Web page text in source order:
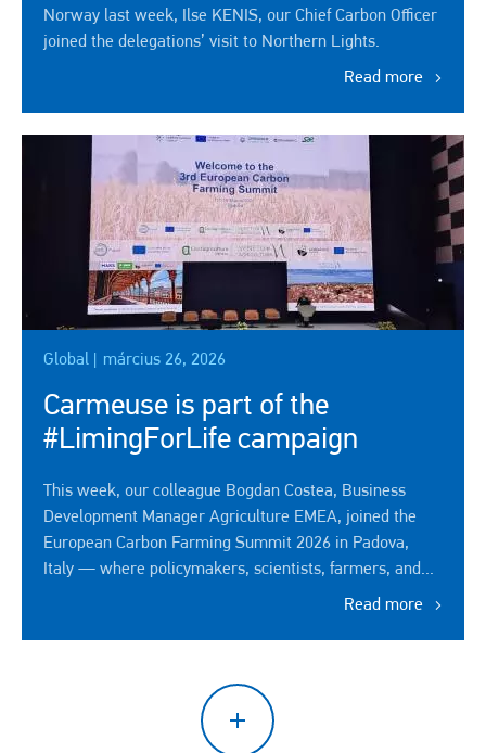
Norway last week, Ilse KENIS, our Chief Carbon Officer
joined the delegations’ visit to Northern Lights.
Read more
Global | március 26, 2026
Carmeuse is part of the
#LimingForLife campaign
This week, our colleague Bogdan Costea, Business
Development Manager Agriculture EMEA, joined the
European Carbon Farming Summit 2026 in Padova,
Italy — where policymakers, scientists, farmers, and...
Read more